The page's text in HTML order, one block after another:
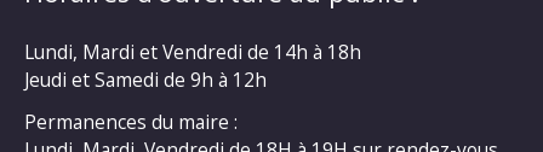
Lundi, Mardi et Vendredi de 14h à 18h
Jeudi et Samedi de 9h à 12h
Permanences du maire :